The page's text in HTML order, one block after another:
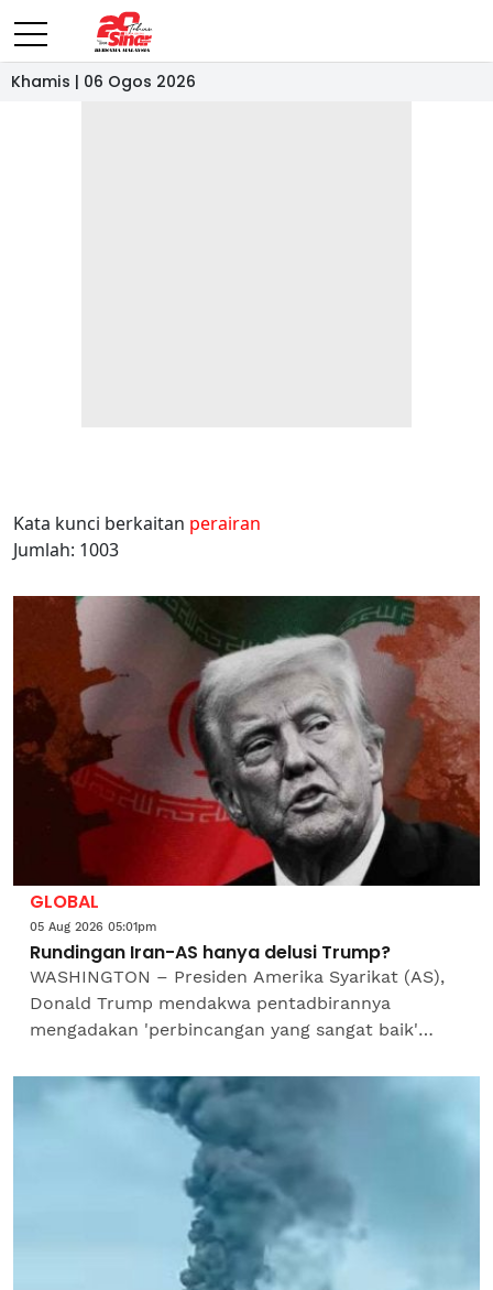
Khamis | 06 Ogos 2026
Kata kunci berkaitan perairan
Jumlah: 1003
GLOBAL
05 Aug 2026 05:01pm
Rundingan Iran-AS hanya delusi Trump?
WASHINGTON – Presiden Amerika Syarikat (AS),
Donald Trump mendakwa pentadbirannya
mengadakan 'perbincangan yang sangat baik'
pada Selasa, namun...